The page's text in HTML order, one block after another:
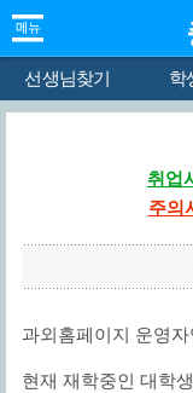
선생님찾기 학
취업
주의
과외홈페이지 운영자
현재 재학중인 대학생